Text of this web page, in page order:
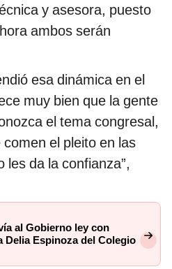
y asesora, puesto
ambos serán
esa dinámica en el
muy bien que la gente
el tema congresal,
el pleito en las
les da la confianza”,
al Gobierno ley con
Delia Espinoza del Colegio